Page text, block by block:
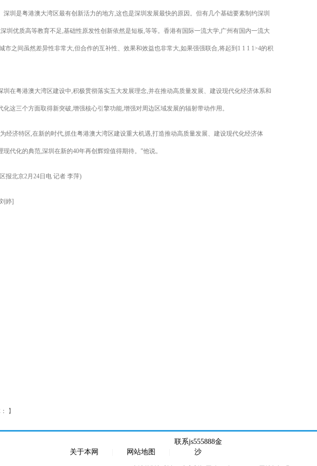
深圳是粤港澳大湾区最有创新活力的地方,这也是深圳发展最快的原因。但有几个基础要素制约深圳
圳优质高等教育不足,基础性原发性创新依然是短板,等等。香港有国际一流大学,广州有国内一流大
市之间虽然差异性非常大,但合作的互补性、效果和效益也非常大,如果强强联合,将起到1 1 1 1>4的积
圳在粤港澳大湾区建设中,积极贯彻落实五大发展理念,并在推动高质量发展、建设现代化经济体系和
化这三个方面取得新突破,增强核心引擎功能,增强对周边区域发展的辐射带动作用。
经济特区,在新的时代,抓住粤港澳大湾区建设重大机遇,打造推动高质量发展、建设现代化经济体
现代化的典范,深圳在新的40年再创辉煌值得期待。”他说。
报北京2月24日电 记者 李萍)
婷]
】
关于本网 网站地图
联系js555888金
沙